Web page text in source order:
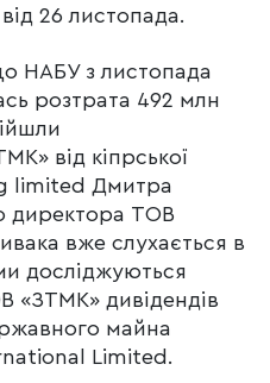
від 26 листопада.
НАБУ з листопада
розтрата 492 млн
від кіпрської
limited Дмитра
директора ТОВ
вже слухається в
досліджуються
«ЗТМК» дивідендів
майна
Limited.